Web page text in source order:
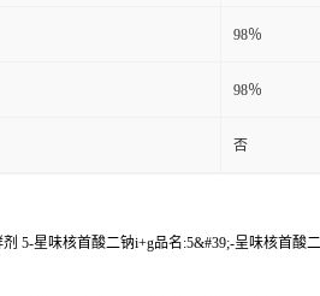
98％
98％
否
5-星味核首酸二钠i+g品名:5&#39;-呈味核首酸